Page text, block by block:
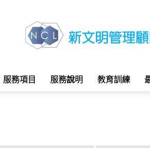
服務項目 服務說明 教育訓練